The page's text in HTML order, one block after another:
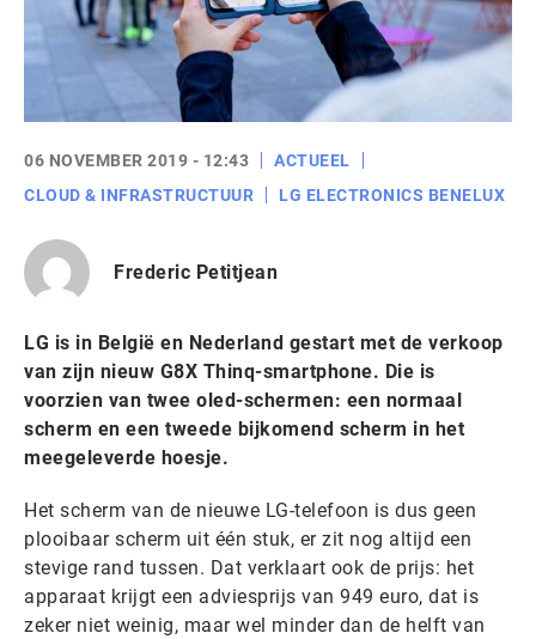
06 NOVEMBER 2019 - 12:43
ACTUEEL
CLOUD & INFRASTRUCTUUR
LG ELECTRONICS BENELUX
Frederic Petitjean
LG is in België en Nederland gestart met de verkoop
van zijn nieuw G8X Thinq-smartphone. Die is
voorzien van twee oled-schermen: een normaal
scherm en een tweede bijkomend scherm in het
meegeleverde hoesje.
Het scherm van de nieuwe LG-telefoon is dus geen
plooibaar scherm uit één stuk, er zit nog altijd een
stevige rand tussen. Dat verklaart ook de prijs: het
apparaat krijgt een adviesprijs van 949 euro, dat is
zeker niet weinig, maar wel minder dan de helft van